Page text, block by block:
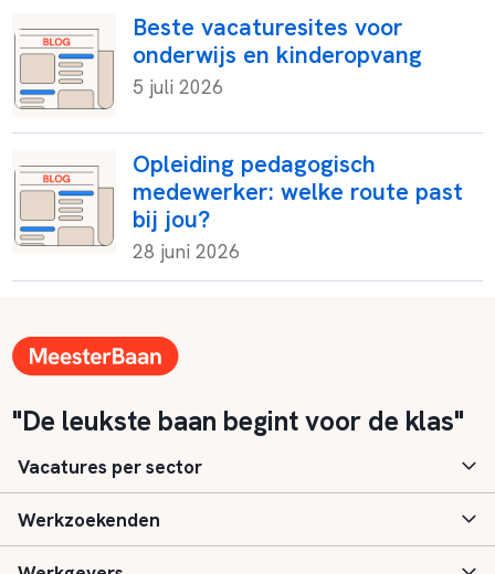
Beste vacaturesites voor
onderwijs en kinderopvang
5 juli 2026
Opleiding pedagogisch
medewerker: welke route past
bij jou?
28 juni 2026
"De leukste baan begint voor de klas"
Vacatures per sector
Basisonderwijs
Werkzoekenden